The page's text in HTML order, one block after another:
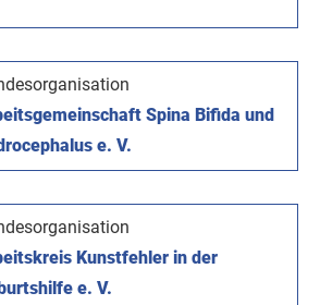
Spina Bifida und
e. V.
Kunstfehler in der
e. V.